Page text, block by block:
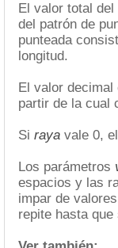
El valor total
del patrón de
punteada
longitud.
El valor
partir de la cual
Si raya vale 0,
Los parámetros
espacios y las
impar de
repite hasta